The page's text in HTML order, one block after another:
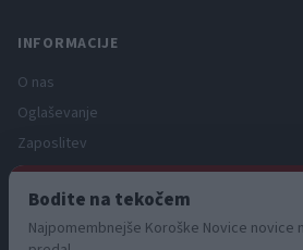
INFORMACIJE
O nas
Oglaševanje
Zaposlitev
Pravno obvestilo
Zasebnost in piškotki
Storitve
Bodite na tekočem
Najpomembnejše Koroške Novice novice